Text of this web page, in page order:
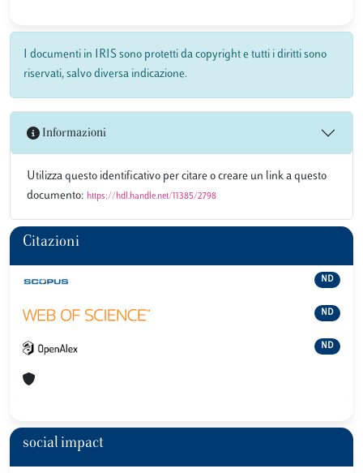
I documenti in IRIS sono protetti da copyright e tutti i diritti sono
riservati, salvo diversa indicazione.
Informazioni
Utilizza questo identificativo per citare o creare un link a questo
documento: https://hdl.handle.net/11385/2798
Citazioni
ND
ND
ND
social impact